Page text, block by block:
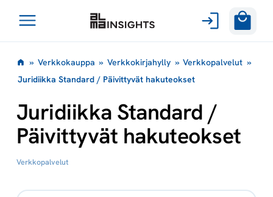
sisältöön
Avaa
» Verkkokauppa » Verkkokirjahylly » Verkkopalvelut »
Juridiikka Standard / Päivittyvät hakuteokset
Juridiikka Standard /
Päivittyvät hakuteokset
Verkkopalvelut